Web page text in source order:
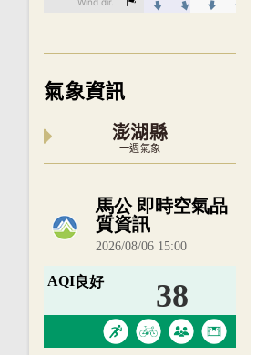
氣象資訊
澎湖縣
一週氣象
內嵌空氣品質小工具為視